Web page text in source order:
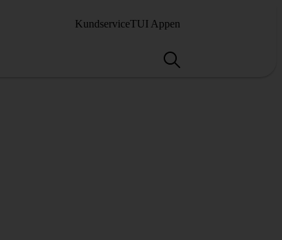
KundserviceTUI Appen